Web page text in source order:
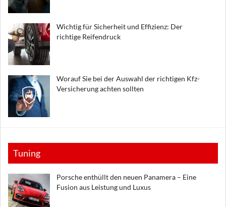
Wichtig für Sicherheit und Effizienz: Der
richtige Reifendruck
Worauf Sie bei der Auswahl der richtigen Kfz-
Versicherung achten sollten
Tuning
Porsche enthüllt den neuen Panamera – Eine
Fusion aus Leistung und Luxus